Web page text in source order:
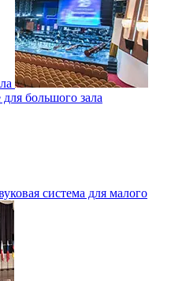
большого зала
система для малого